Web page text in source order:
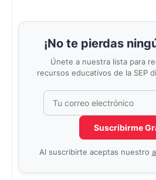
¡No te pierdas
Únete a nuestra lista para
recursos educativos de la SEP
No
Suscribirme
Al suscribirte aceptas nuestro